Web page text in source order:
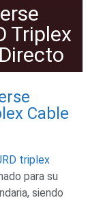
Triplex
Cable
triplex
para su
siendo